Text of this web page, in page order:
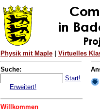
Physik mit Maple Virtuelles
Suche:
Start!
Erweitert!
Willkommen